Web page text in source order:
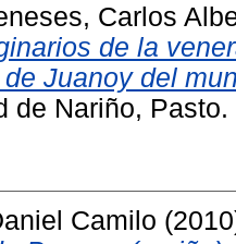
Carlos
de la
Juanoy del
de Nariño, Pasto.
Camilo